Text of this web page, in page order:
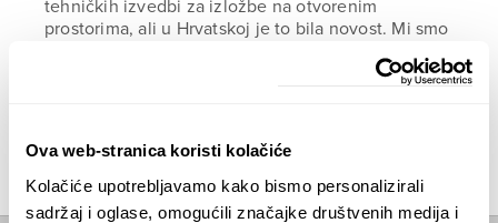
Ova web-stranica koristi kolačiće
Kolačiće upotrebljavamo kako bismo personalizirali
sadržaj i oglase, omogućili značajke društvenih medija i
tehničkih izvedbi za izložbe na otvorenim
prostorima, ali u Hrvatskoj je to bila novost. Mi smo
smo energetski samoodržive postamente na solarni